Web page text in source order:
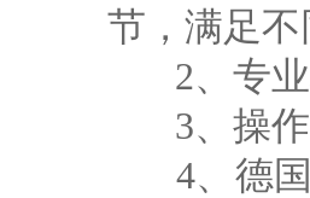
节，满足
2、专业
3、操作
4、德国